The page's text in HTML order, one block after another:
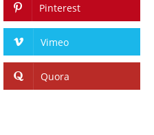
Pinterest
Vimeo
Quora